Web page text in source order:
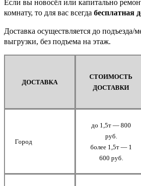
Если вы новосёл или капитально
комнату, то для вас всегда бесплатная
Доставка осуществляется до подъезда/
выгрузки, без подъема на этаж.
ДОСТАВКА
СТОИМОСТЬ
ДОСТАВКИ
Город
до 1,5т — 800
руб.
более 1,5т — 1
600 руб.